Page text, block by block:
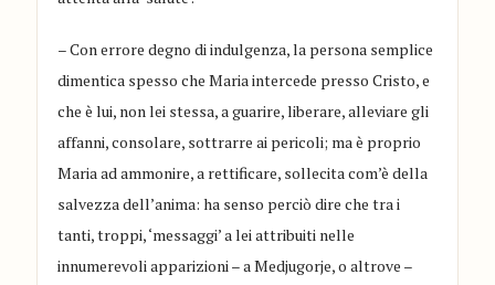
– Con errore degno di indulgenza, la persona semplice
dimentica spesso che Maria intercede presso Cristo, e
che è lui, non lei stessa, a guarire, liberare, alleviare gli
affanni, consolare, sottrarre ai pericoli; ma è proprio
Maria ad ammonire, a rettificare, sollecita com’è della
salvezza dell’anima: ha senso perciò dire che tra i
tanti, troppi, ‘messaggi’ a lei attribuiti nelle
innumerevoli apparizioni – a Medjugorje, o altrove –